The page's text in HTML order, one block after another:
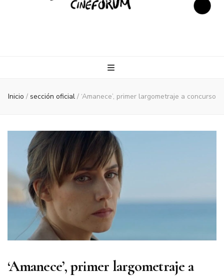
Inicio / sección oficial / ‘Amanece’, primer largometraje a concurso
‘Amanece’, primer largometraje a